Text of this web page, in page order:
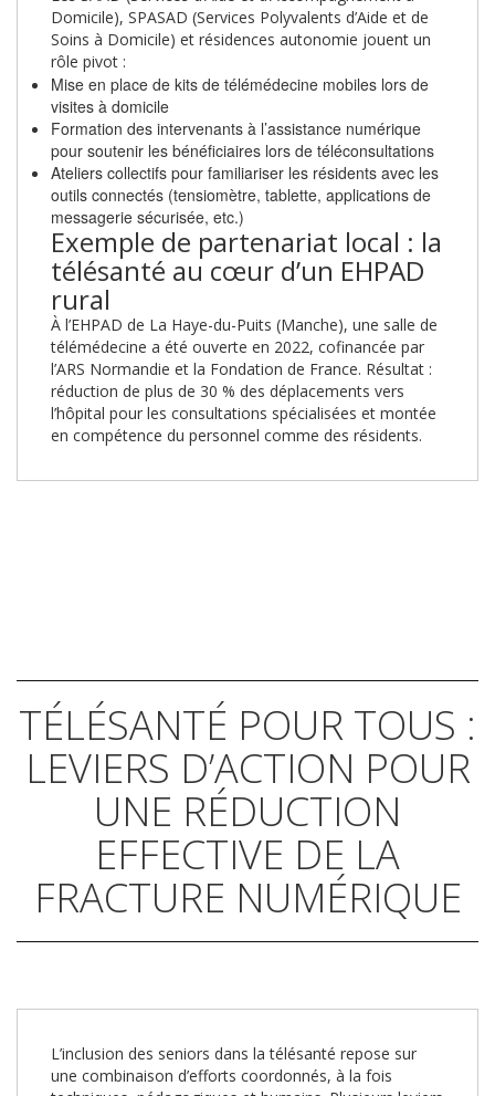
Domicile), SPASAD (Services Polyvalents d’Aide et de
Soins à Domicile) et résidences autonomie jouent un
rôle pivot :
Mise en place de kits de télémédecine mobiles lors de
visites à domicile
Formation des intervenants à l’assistance numérique
pour soutenir les bénéficiaires lors de téléconsultations
Ateliers collectifs pour familiariser les résidents avec les
outils connectés (tensiomètre, tablette, applications de
messagerie sécurisée, etc.)
Exemple de partenariat local : la
télésanté au cœur d’un EHPAD
rural
À l’EHPAD de La Haye-du-Puits (Manche), une salle de
télémédecine a été ouverte en 2022, cofinancée par
l’ARS Normandie et la Fondation de France. Résultat :
réduction de plus de 30 % des déplacements vers
l’hôpital pour les consultations spécialisées et montée
en compétence du personnel comme des résidents.
TÉLÉSANTÉ POUR TOUS :
LEVIERS D’ACTION POUR
UNE RÉDUCTION
EFFECTIVE DE LA
FRACTURE NUMÉRIQUE
L’inclusion des seniors dans la télésanté repose sur
une combinaison d’efforts coordonnés, à la fois